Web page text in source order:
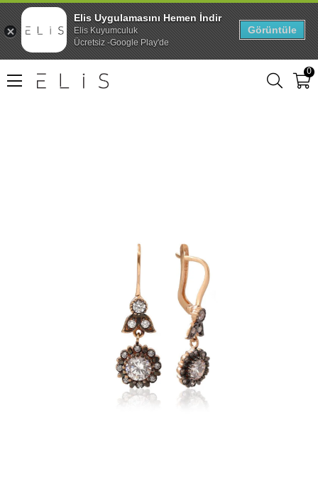
0
Elis Uygulamasını Hemen İndir
Elis Kuyumculuk
Ücretsiz -Google Play'de
Görüntüle